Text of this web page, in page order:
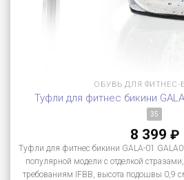
ОБУВЬ ДЛЯ ФИТНЕС-
Туфли для фитнес бикини
35
8 399 ₽
Туфли для фитнес бикини GALA-01
популярной модели с отделкой
требованиям IFBB, высота подошвы 0,9